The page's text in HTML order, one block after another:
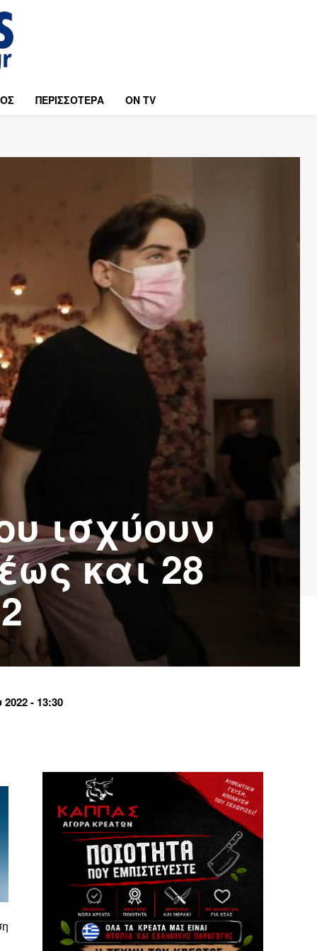
ΠΕΡΙΣΣΟΤΕΡΑ ON TV
ισχύουν
και 28
- 13:30